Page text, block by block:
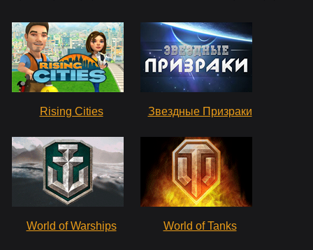
Rising Cities Звездные Призраки
World of Warships World of Tanks